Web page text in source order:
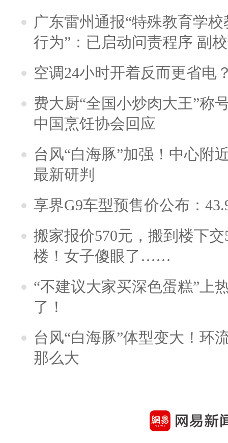
广东雷州通报“特殊教育学
行为”：已启动问责程序 副
空调24小时开着反而更省电
费大厨“全国小炒肉大王”称
中国烹饪协会回应
台风“白海豚”加强！中心附
最新研判
享界G9车型预售价公布：
搬家报价570元，搬到楼下
楼！女子傻眼了……
“不建议大家买深色蛋糕”上
了！
台风“白海豚”体型变大！环
那么大